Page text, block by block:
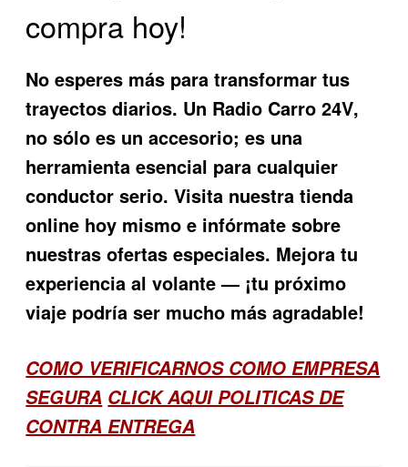
compra hoy!
No esperes más para transformar tus
trayectos diarios. Un Radio Carro 24V,
no sólo es un accesorio; es una
herramienta esencial para cualquier
conductor serio. Visita nuestra tienda
online hoy mismo e infórmate sobre
nuestras ofertas especiales. Mejora tu
experiencia al volante — ¡tu próximo
viaje podría ser mucho más agradable!
COMO VERIFICARNOS COMO EMPRESA
SEGURA CLICK AQUI POLITICAS DE
CONTRA ENTREGA